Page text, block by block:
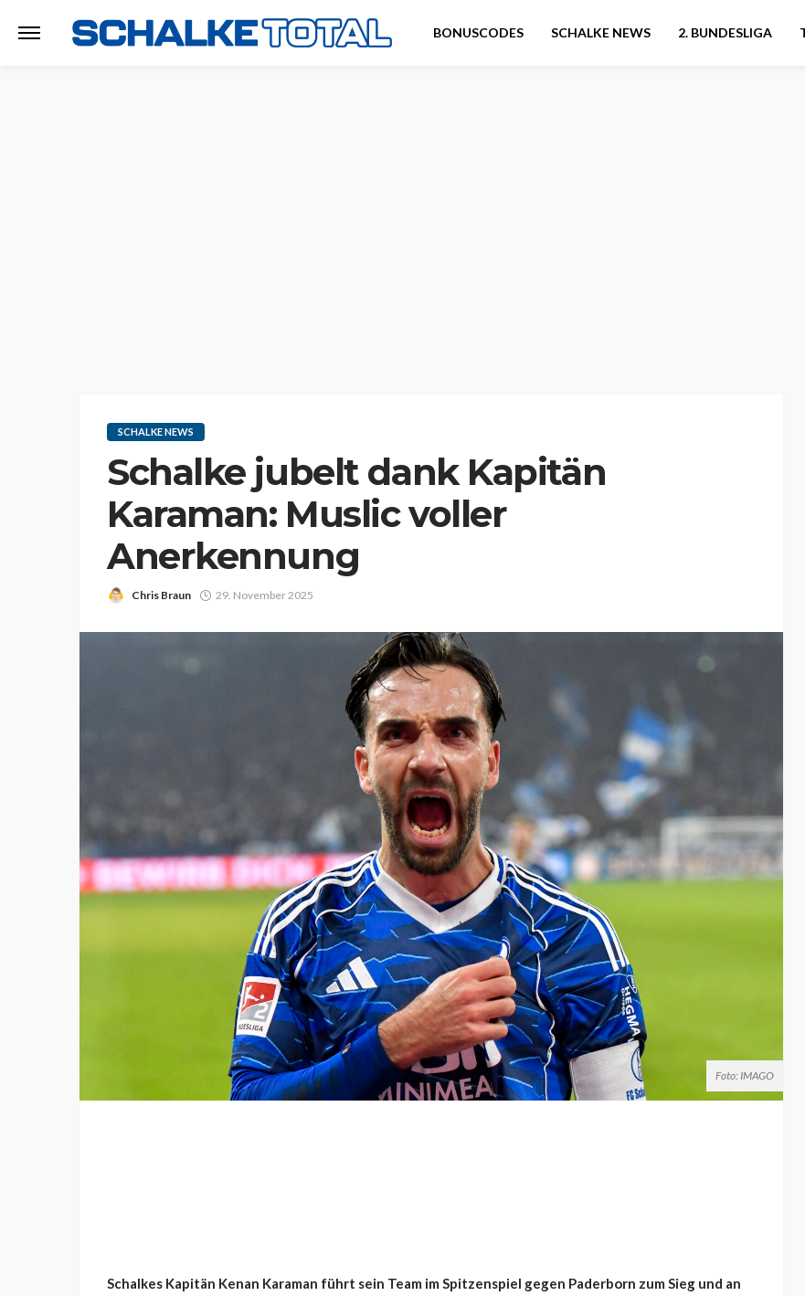
BONUSCODES SCHALKE NEWS 2. BUNDESLIGA
SCHALKE NEWS
Schalke jubelt dank Kapitän
Karaman: Muslic voller
Anerkennung
Chris Braun 29. November 2025
Foto: IMAGO
Schalkes Kapitän Kenan Karaman führt sein Team im Spitzenspiel gegen Paderborn zum Sieg und an